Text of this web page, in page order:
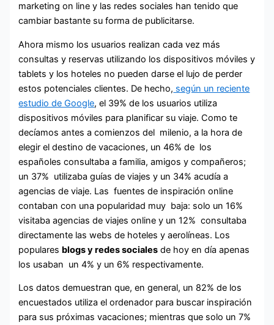
marketing on line y las redes sociales han tenido que
cambiar bastante su forma de publicitarse.
Ahora mismo los usuarios realizan cada vez más
consultas y reservas utilizando los dispositivos móviles y
tablets y los hoteles no pueden darse el lujo de perder
estos potenciales clientes. De hecho, según un reciente
estudio de Google, el 39% de los usuarios utiliza
dispositivos móviles para planificar su viaje. Como te
decíamos antes a comienzos del milenio, a la hora de
elegir el destino de vacaciones, un 46% de los
españoles consultaba a familia, amigos y compañeros;
un 37% utilizaba guías de viajes y un 34% acudía a
agencias de viaje. Las fuentes de inspiración online
contaban con una popularidad muy baja: solo un 16%
visitaba agencias de viajes online y un 12% consultaba
directamente las webs de hoteles y aerolíneas. Los
populares blogs y redes sociales de hoy en día apenas
los usaban un 4% y un 6% respectivamente.
Los datos demuestran que, en general, un 82% de los
encuestados utiliza el ordenador para buscar inspiración
para sus próximas vacaciones; mientras que solo un 7%